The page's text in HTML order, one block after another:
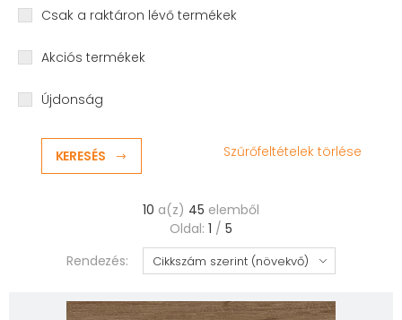
Csak a raktáron lévő termékek
Akciós termékek
Újdonság
KERESÉS Szűrőfeltételek törlése
10 a(z) 45 elemből
Oldal: 1 / 5
Rendezés: